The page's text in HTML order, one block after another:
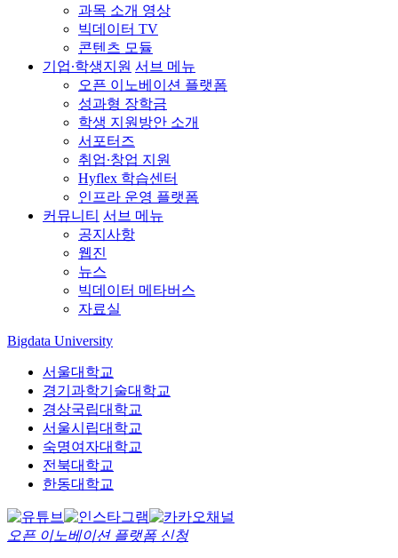
과목 소개 영상
빅데이터 TV
콘텐츠 모듈
기업∙학생지원 서브 메뉴
오픈 이노베이션 플랫폼
성과형 장학금
학생 지원방안 소개
서포터즈
취업∙창업 지원
Hyflex 학습센터
인프라 운영 플랫폼
커뮤니티 서브 메뉴
공지사항
웹진
뉴스
빅데이터 메타버스
자료실
Bigdata University
서울대학교
경기과학기술대학교
경상국립대학교
서울시립대학교
숙명여자대학교
전북대학교
한동대학교
오픈 이노베이션 플랫폼 신청